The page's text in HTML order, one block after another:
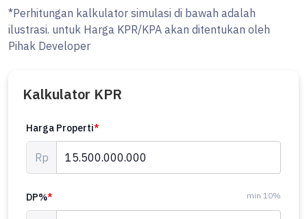
*Perhitungan kalkulator simulasi di bawah adalah
ilustrasi. untuk Harga KPR/KPA akan ditentukan oleh
Pihak Developer
Kalkulator KPR
Harga Properti*
Rp
DP%* min 10%